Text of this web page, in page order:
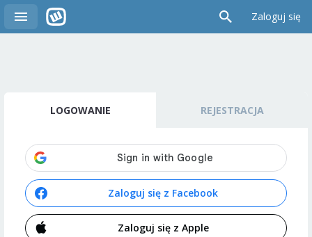
Zaloguj się
LOGOWANIE REJESTRACJA
Zaloguj się z Facebook
Zaloguj się z Apple